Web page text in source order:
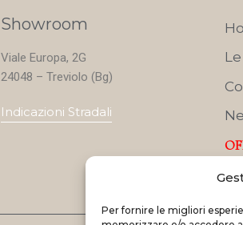
Per fornire le migliori
Showroom
Viale Europa, 2G
24048 – Treviolo (Bg)
Indicazioni Stradali